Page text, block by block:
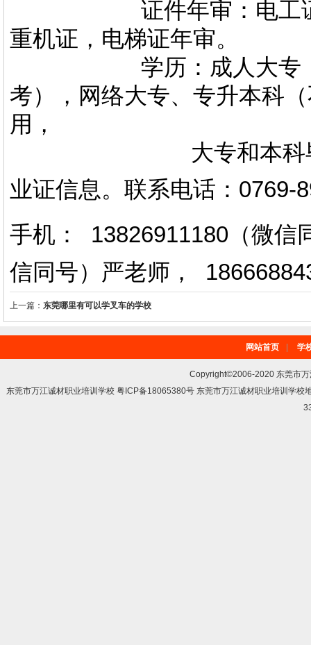
证件年审：电工证，
重机证，电梯证年审。
学历：成人大专，专
考），网络大专、专升本科
用，
大专和本科毕业证
业证信息。 联系电话 ： 0769-
手机： 13826911180（微信
信同号）严老师 ，
上一篇： 东莞哪里有可以学叉车的学校
网站首页 学
Copyright©2006-2020 东莞市
东莞市万江诚材职业培训学校 粤ICP备18065380号 东莞市万江诚材职业培训学